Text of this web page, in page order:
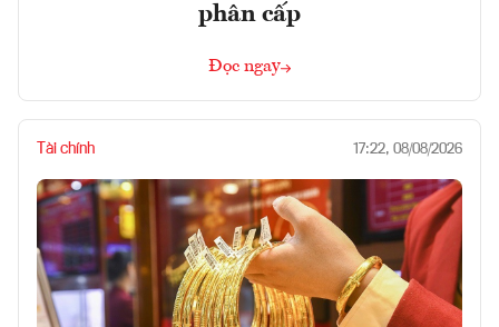
phân cấp
Đọc ngay
Tài chính 17:22, 08/08/2026